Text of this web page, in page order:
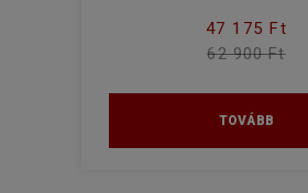
47 175 Ft
62 900 Ft
TOVÁBB